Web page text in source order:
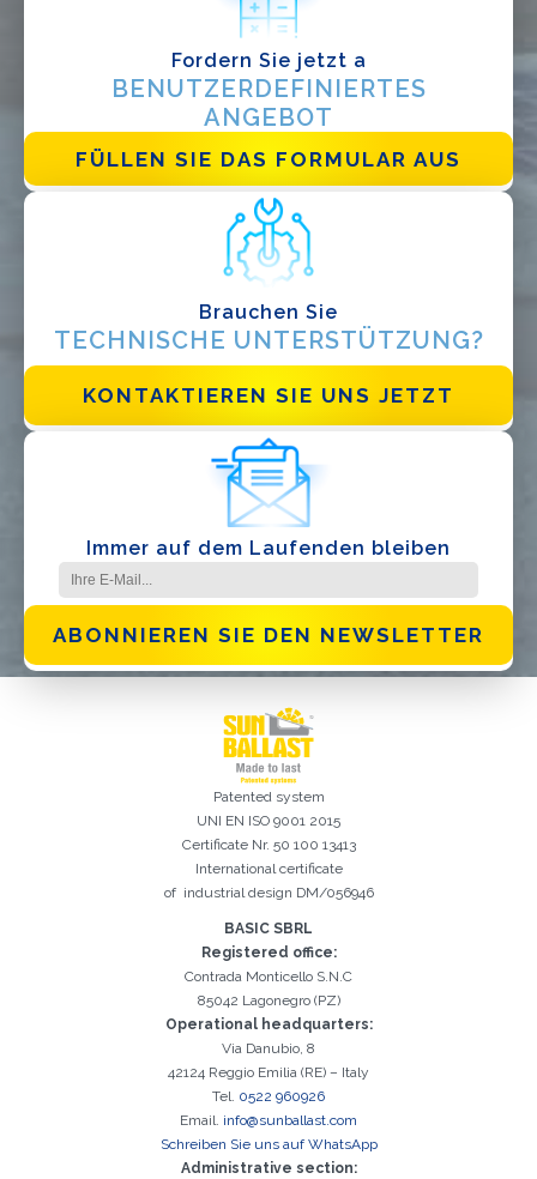
Fordern Sie jetzt a
BENUTZERDEFINIERTES
ANGEBOT
FÜLLEN SIE DAS FORMULAR AUS
Brauchen Sie
TECHNISCHE UNTERSTÜTZUNG?
KONTAKTIEREN SIE UNS JETZT
Immer auf dem Laufenden bleiben
ABONNIEREN SIE DEN NEWSLETTER
Das Nachname-Feld ist erforderlich
Das Vorname-Feld ist erforderlich
Das Agentur-Feld ist erforderlich
Das Stadt-Feld ist erforderlich
Das Telefon-Feld ist erforderlich
Das E-Mail-Addresse-Feld ist erforderlich
Ungültige E-Mail-Adresse eingegeben
Es ist wichtig, die Datenschutzbestimmungen zu akzeptieren
Registrierung erfolgreich. Aktivieren Sie Ihr E-Mail-
Kontrollkästchen, um mit der Aktivierung fortzufahren
Der folgende Fehler ist leider aufgetreten:
Patented system
UNI EN ISO 9001 2015
Certificate Nr. 50 100 13413
International certificate
of industrial design DM/056946
BASIC SBRL
Registered office:
Contrada Monticello S.N.C
85042 Lagonegro (PZ)
Operational headquarters:
Via Danubio, 8
42124 Reggio Emilia (RE) – Italy
Tel. 0522 960926
Email. info@sunballast.com
Schreiben Sie uns auf WhatsApp
Administrative section: